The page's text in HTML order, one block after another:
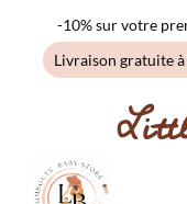
-10% sur votre
Livraison gratuite